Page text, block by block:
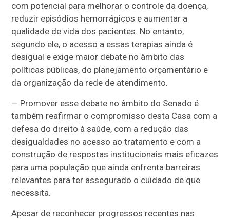
com potencial para melhorar o controle da doença,
reduzir episódios hemorrágicos e aumentar a
qualidade de vida dos pacientes. No entanto,
segundo ele, o acesso a essas terapias ainda é
desigual e exige maior debate no âmbito das
políticas públicas, do planejamento orçamentário e
da organização da rede de atendimento.
— Promover esse debate no âmbito do Senado é
também reafirmar o compromisso desta Casa com a
defesa do direito à saúde, com a redução das
desigualdades no acesso ao tratamento e com a
construção de respostas institucionais mais eficazes
para uma população que ainda enfrenta barreiras
relevantes para ter assegurado o cuidado de que
necessita.
Apesar de reconhecer progressos recentes nas